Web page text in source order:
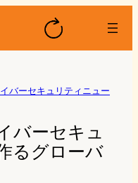
バーセキュリティニュー
バーセキュ
るグローバ